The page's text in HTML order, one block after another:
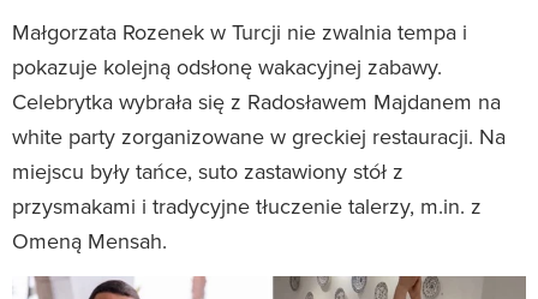
Małgorzata Rozenek w Turcji nie zwalnia tempa i
pokazuje kolejną odsłonę wakacyjnej zabawy.
Celebrytka wybrała się z Radosławem Majdanem na
white party zorganizowane w greckiej restauracji. Na
miejscu były tańce, suto zastawiony stół z
przysmakami i tradycyjne tłuczenie talerzy, m.in. z
Omeną Mensah.